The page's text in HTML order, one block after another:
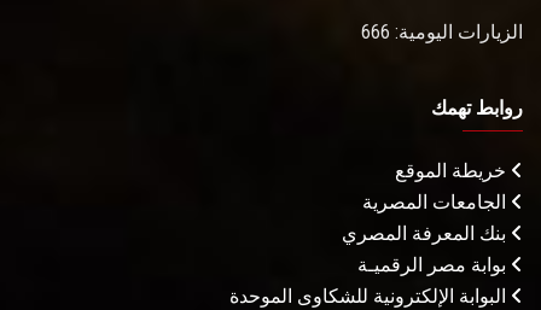
الزيارات اليومية: 666
روابط تهمك
خريطة الموقع
الجامعات المصرية
بنك المعرفة المصري
بوابة مصر الرقميـة
البوابة الإلكترونية للشكاوى الموحدة